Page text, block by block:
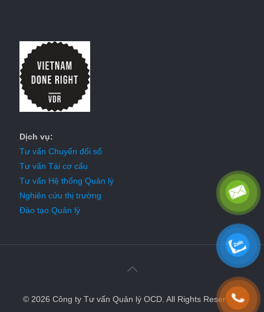
Dịch vụ:
Tư vấn Chuyển đổi số
Tư vấn Tái cơ cấu
Tư vấn Hệ thống Quản lý
Nghiên cứu thị trường
Đào tạo Quản lý
© 2026 Công ty Tư vấn Quản lý OCD. All Rights Reserved.